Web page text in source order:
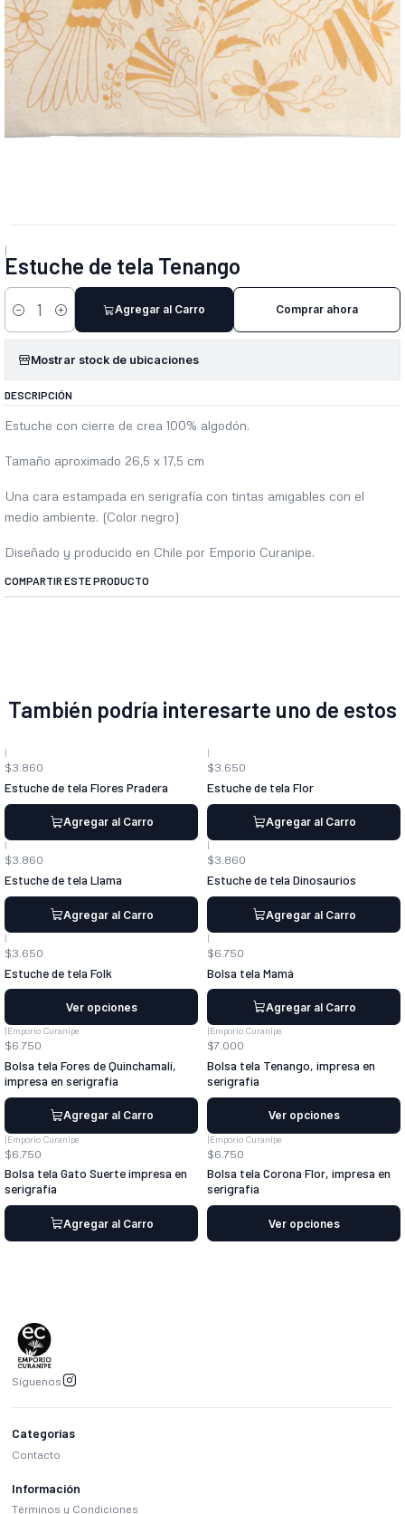
|
Estuche de tela Tenango
Cantidad
Agregar al Carro Comprar ahora
Mostrar stock de ubicaciones
DESCRIPCIÓN
Estuche con cierre de crea 100% algodón.
Tamaño aproximado 26,5 x 17,5 cm
Una cara estampada en serigrafía con tintas amigables con el
medio ambiente. (Color negro)
Diseñado y producido en Chile por Emporio Curanipe.
COMPARTIR ESTE PRODUCTO
También podría interesarte uno de estos
|
$3.860
Estuche de tela Flores Pradera
Agregar al Carro
|
$3.650
Estuche de tela Flor
Agregar al Carro
$3.860
Estuche de tela Llama
Agregar al Carro
$3.860
Estuche de tela Dinosaurios
Agregar al Carro
|
$3.650
Estuche de tela Folk
Ver opciones
|
$6.750
Bolsa tela Mamá
Agregar al Carro
Emporio Curanipe
$6.750
Bolsa tela Fores de Quinchamalí,
impresa en serigrafía
Agregar al Carro
Emporio Curanipe
$7.000
Bolsa tela Tenango, impresa en
serigrafía
Ver opciones
|Emporio Curanipe
$6.750
Bolsa tela Gato Suerte impresa en
serigrafía
Agregar al Carro
|Emporio Curanipe
$6.750
Bolsa tela Corona Flor, impresa en
serigrafía
Ver opciones
Síguenos
Categorías
Contacto
Información
Términos y Condiciones